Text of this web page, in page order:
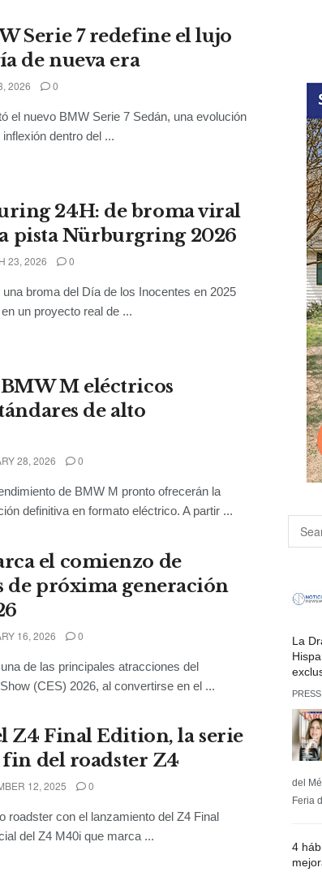
Serie 7 redefine el lujo
de nueva era
2026 0
el nuevo BMW Serie 7 Sedán, una evolución
dentro del ...
24H: de broma viral
pista Nürburgring 2026
23, 2026 0
broma del Día de los Inocentes en 2025
un proyecto real de ...
M eléctricos
de alto
28, 2026 0
de BMW M pronto ofrecerán la
definitiva en formato eléctrico. A partir ...
el comienzo de
de próxima generación
16, 2026 0
de las principales atracciones del
(CES) 2026, al convertirse en el ...
Z4 Final Edition, la serie
fin del roadster Z4
12, 2025 0
roadster con el lanzamiento del Z4 Final
del Z4 M40i que marca ...
La
del
Feria
4